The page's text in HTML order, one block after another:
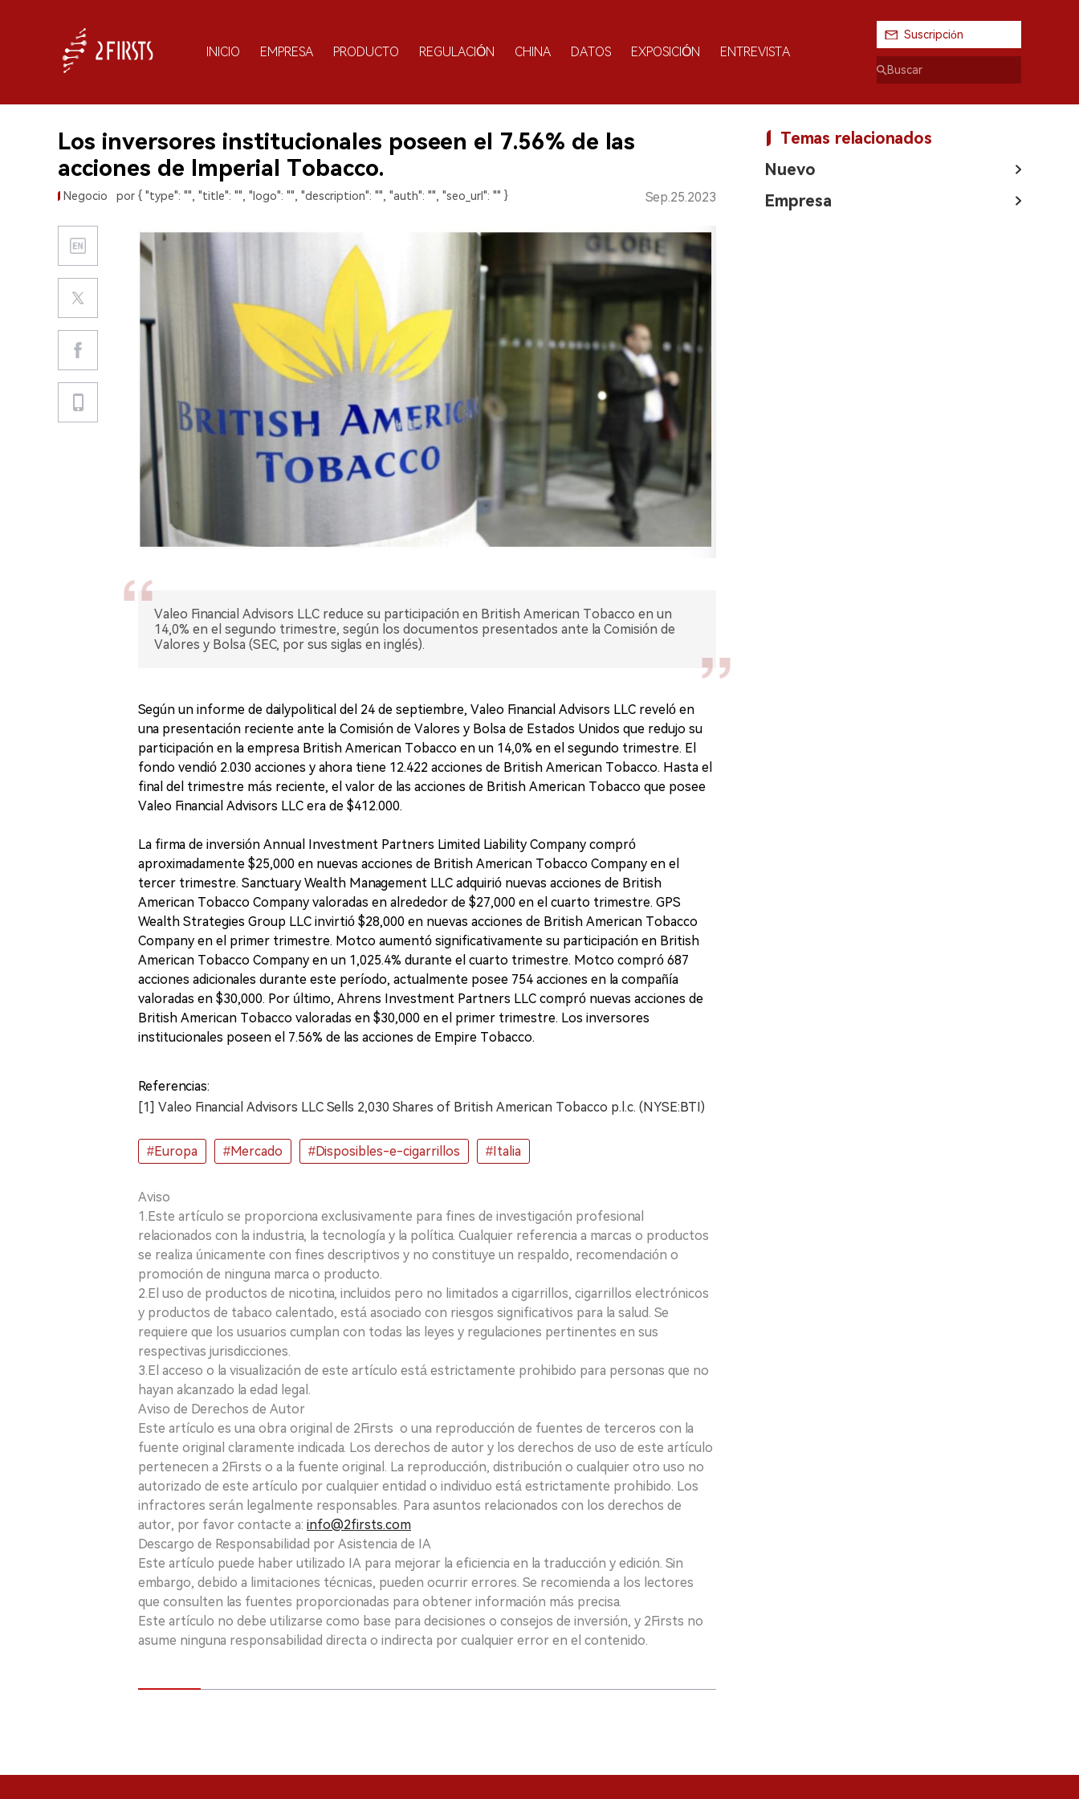
INICIO EMPRESA PRODUCTO REGULACIÓN CHINA DATOS EXPOSICIÓN ENTREVISTA
Suscripción
Los inversores institucionales poseen el 7.56% de las
acciones de Imperial Tobacco.
Negocio por { "type": "", "title": "", "logo": "", "description": "", "auth": "", "seo_url": "" } Sep.25.2023
Valeo Financial Advisors LLC reduce su participación en British American Tobacco en un
14,0% en el segundo trimestre, según los documentos presentados ante la Comisión de
Valores y Bolsa (SEC, por sus siglas en inglés).
Según un informe de dailypolitical del 24 de septiembre, Valeo Financial Advisors LLC reveló en
una presentación reciente ante la Comisión de Valores y Bolsa de Estados Unidos que redujo su
participación en la empresa British American Tobacco en un 14,0% en el segundo trimestre. El
fondo vendió 2.030 acciones y ahora tiene 12.422 acciones de British American Tobacco. Hasta el
final del trimestre más reciente, el valor de las acciones de British American Tobacco que posee
Valeo Financial Advisors LLC era de $412.000.
La firma de inversión Annual Investment Partners Limited Liability Company compró
aproximadamente $25,000 en nuevas acciones de British American Tobacco Company en el
tercer trimestre. Sanctuary Wealth Management LLC adquirió nuevas acciones de British
American Tobacco Company valoradas en alrededor de $27,000 en el cuarto trimestre. GPS
Wealth Strategies Group LLC invirtió $28,000 en nuevas acciones de British American Tobacco
Company en el primer trimestre. Motco aumentó significativamente su participación en British
American Tobacco Company en un 1,025.4% durante el cuarto trimestre. Motco compró 687
acciones adicionales durante este período, actualmente posee 754 acciones en la compañía
valoradas en $30,000. Por último, Ahrens Investment Partners LLC compró nuevas acciones de
British American Tobacco valoradas en $30,000 en el primer trimestre. Los inversores
institucionales poseen el 7.56% de las acciones de Empire Tobacco.
Referencias:
[1] Valeo Financial Advisors LLC Sells 2,030 Shares of British American Tobacco p.l.c. (NYSE:BTI)
#Europa #Mercado #Disposibles-e-cigarrillos #Italia
Aviso
1.Este artículo se proporciona exclusivamente para fines de investigación profesional
relacionados con la industria, la tecnología y la política. Cualquier referencia a marcas o productos
se realiza únicamente con fines descriptivos y no constituye un respaldo, recomendación o
promoción de ninguna marca o producto.
2.El uso de productos de nicotina, incluidos pero no limitados a cigarrillos, cigarrillos electrónicos
y productos de tabaco calentado, está asociado con riesgos significativos para la salud. Se
requiere que los usuarios cumplan con todas las leyes y regulaciones pertinentes en sus
respectivas jurisdicciones.
3.El acceso o la visualización de este artículo está estrictamente prohibido para personas que no
hayan alcanzado la edad legal.
Aviso de Derechos de Autor
Este artículo es una obra original de 2Firsts o una reproducción de fuentes de terceros con la
fuente original claramente indicada. Los derechos de autor y los derechos de uso de este artículo
pertenecen a 2Firsts o a la fuente original. La reproducción, distribución o cualquier otro uso no
autorizado de este artículo por cualquier entidad o individuo está estrictamente prohibido. Los
infractores serán legalmente responsables. Para asuntos relacionados con los derechos de
autor, por favor contacte a: info@2firsts.com
Descargo de Responsabilidad por Asistencia de IA
Este artículo puede haber utilizado IA para mejorar la eficiencia en la traducción y edición. Sin
embargo, debido a limitaciones técnicas, pueden ocurrir errores. Se recomienda a los lectores
que consulten las fuentes proporcionadas para obtener información más precisa.
Este artículo no debe utilizarse como base para decisiones o consejos de inversión, y 2Firsts no
asume ninguna responsabilidad directa o indirecta por cualquier error en el contenido.
Temas relacionados
Nuevo
Empresa